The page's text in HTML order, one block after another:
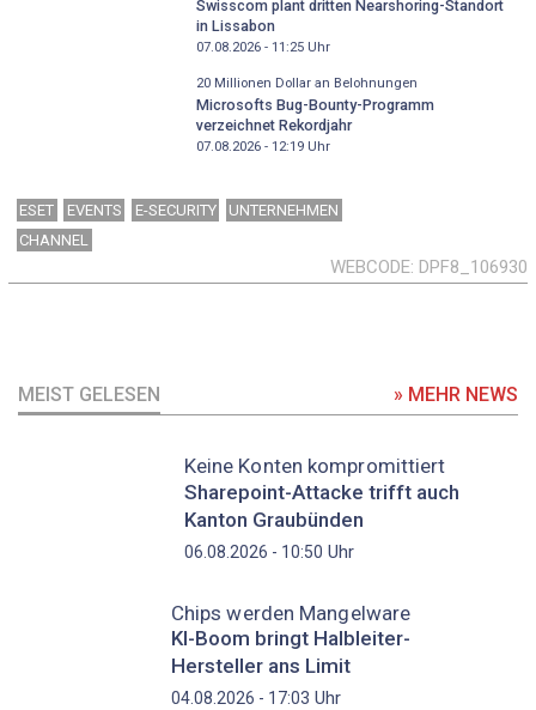
Swisscom plant dritten Nearshoring-Standort
in Lissabon
07.08.2026 - 11:25Uhr
20 Millionen Dollar an Belohnungen
Microsofts Bug-Bounty-Programm
verzeichnet Rekordjahr
07.08.2026 - 12:19Uhr
ESET EVENTS E-SECURITY
UNTERNEHMEN
CHANNEL
WEBCODE DPF8_106930
MEIST GELESEN » MEHR NEWS
Keine Konten kompromittiert
Sharepoint-Attacke trifft auch
Kanton Graubünden
06.08.2026 - 10:50 Uhr
Chips werden Mangelware
KI-Boom bringt Halbleiter-
Hersteller ans Limit
04.08.2026 - 17:03 Uhr